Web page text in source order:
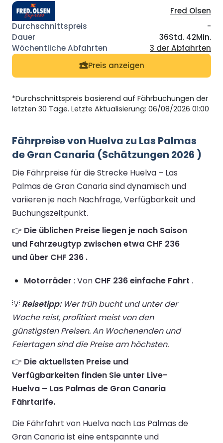
Fred Olsen
-
36Std. 42Min.
3 der Abfahrten
Preis anzeigen
*Durchschnittspreis basierend auf Fährbuchungen der
letzten 30 Tage. Letzte Aktualisierung: 06/08/2026 01:00
Fährpreise von Huelva zu Las Palmas
de Gran Canaria (Schätzungen 2026 )
Die Fährpreise für die Strecke Huelva – Las
Palmas de Gran Canaria sind dynamisch und
variieren je nach Nachfrage, Verfügbarkeit und
Buchungszeitpunkt.
👉 Die üblichen Preise liegen je nach Saison
und Fahrzeugtyp zwischen etwa CHF 236
und über CHF 236 .
Motorräder : Von CHF 236 einfache Fahrt .
💡 Reisetipp:Wer früh bucht und unter der
Woche reist, profitiert meist von den
günstigsten Preisen. An Wochenenden und
Feiertagen sind die Preise am höchsten.
👉 Die aktuellsten Preise und
Verfügbarkeiten finden Sie unter Live-
Huelva – Las Palmas de Gran Canaria
Fährtarife.
Die Fährfahrt von Huelva nach Las Palmas de
Gran Canaria ist eine entspannte und